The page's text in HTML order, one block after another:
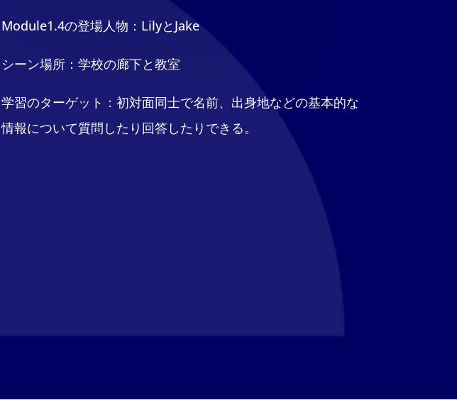
Module1.4の登場人物：LilyとJake
シーン場所：学校の廊下と教室
学習のターゲット：初対面同士で名前、出身地などの基本的な
情報について質問したり回答したりできる。